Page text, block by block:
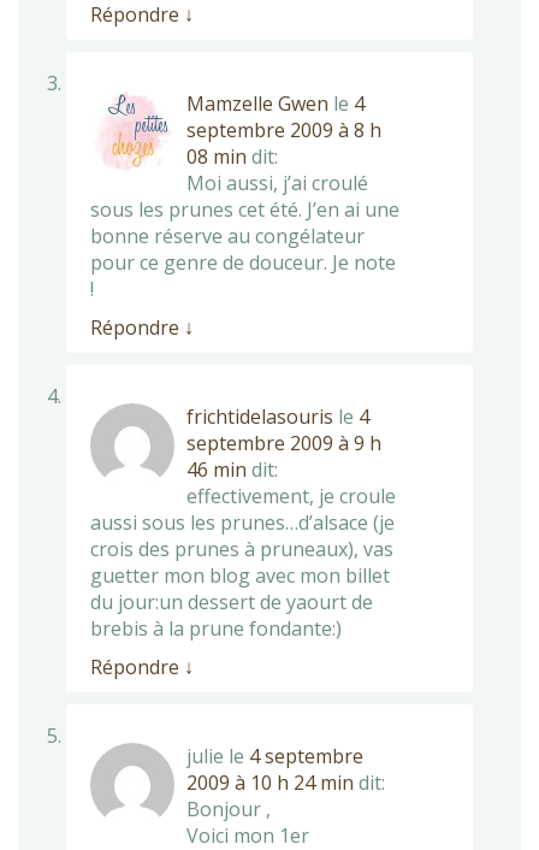
Répondre ↓
Mamzelle Gwen le 4
septembre 2009 à 8 h
08 min dit:
Moi aussi, j’ai croulé
sous les prunes cet été. J’en ai une
bonne réserve au congélateur
pour ce genre de douceur. Je note
!
Répondre ↓
frichtidelasouris le 4
septembre 2009 à 9 h
46 min dit:
effectivement, je croule
aussi sous les prunes…d’alsace (je
crois des prunes à pruneaux), vas
guetter mon blog avec mon billet
du jour:un dessert de yaourt de
brebis à la prune fondante:)
Répondre ↓
julie le 4 septembre
2009 à 10 h 24 min dit:
Bonjour ,
Voici mon 1er